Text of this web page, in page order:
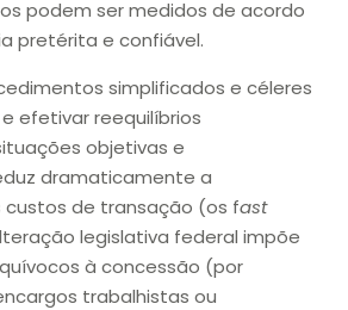
podem ser medidos de acordo
pretérita e confiável.
simplificados e céleres
efetivar reequilíbrios
objetivas e
dramaticamente a
custos de transação (os fast
legislativa federal impõe
à concessão (por
trabalhistas ou